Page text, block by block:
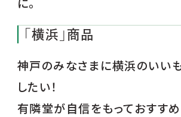
「横浜」商品
神戸のみなさまに横浜のいい
したい！
有隣堂が自信をもっておすすめ